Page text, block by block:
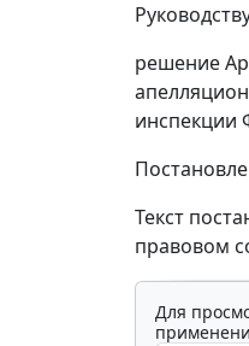
решение
инспекции
Текст
правовом
Для